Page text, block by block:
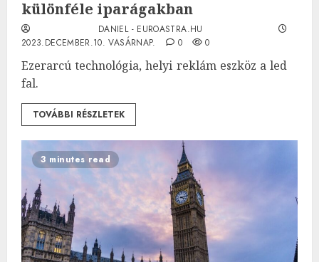
különféle iparágakban
DANIEL - EUROASTRA.HU
2023.DECEMBER.10. VASÁRNAP.
0 0
Ezerarcú technológia, helyi reklám eszköz a led
fal.
TOVÁBBI RÉSZLETEK
3 minutes read